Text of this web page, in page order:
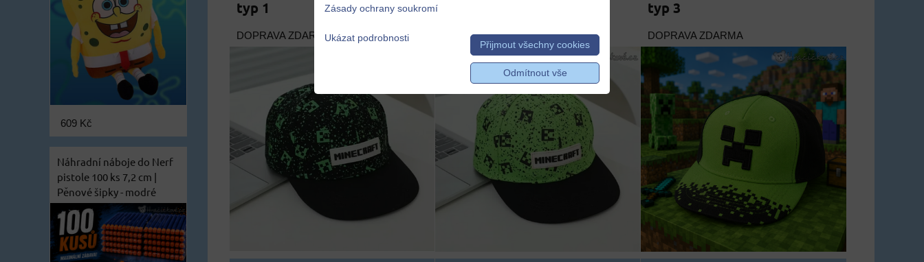
typ 1
DOPRAVA ZDARMA DOPRAVA ZDARMA
typ 3
DOPRAVA ZDARMA
609 Kč
Náhradní náboje do Nerf
pistole 100 ks 7,2 cm |
Pěnové šipky - modré
Zásady ochrany soukromí
Ukázat podrobnosti
Přijmout všechny cookies
Odmítnout vše